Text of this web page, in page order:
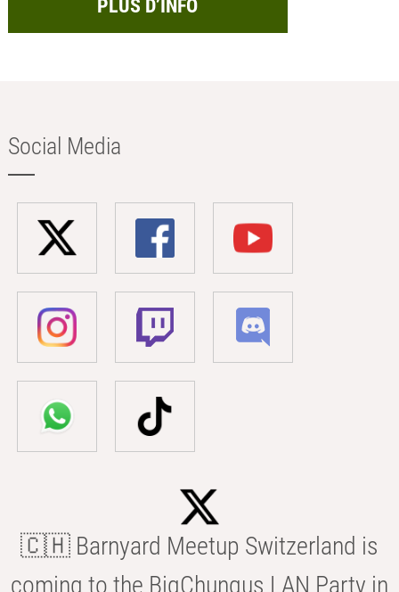
PLUS D’INFO
Social Media
🇨🇭 Barnyard Meetup Switzerland is
coming to the BigChungus LAN Party in